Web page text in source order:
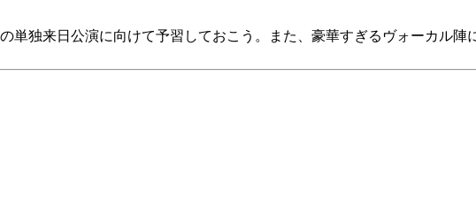
独来日公演に向けて予習しておこう。また、豪華すぎるヴォーカル陣